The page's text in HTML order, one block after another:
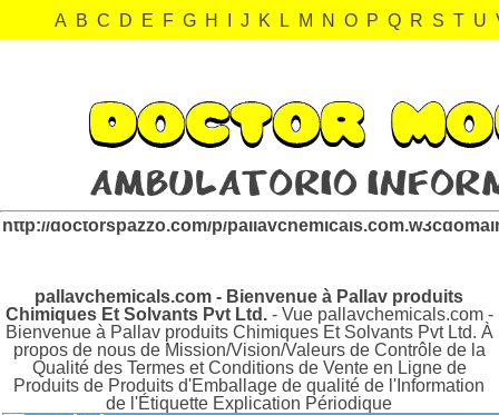
A B C D E F G H J K L M N O P Q R S T U
pallavchemicals.com.w3cdomain.com Revisión:
http://doctorspazzo.com/p/
pallavchemicals.com - Bienvenue à Pallav produits
Chimiques Et Solvants Pvt Ltd.- Vue pallavchemicals.com -
Bienvenue à Pallav produits Chimiques Et Solvants Pvt Ltd. À
propos de nous de Mission/Vision/Valeurs de Contrôle de la
Qualité des Termes et Conditions de Vente en Ligne de
Produits de Produits d'Emballage de qualité de l'Information
de l'Étiquette Explication Périodique